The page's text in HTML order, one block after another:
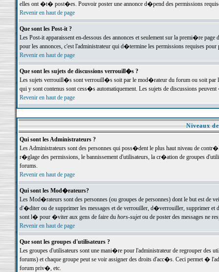
elles ont �t� post�es. Pouvoir poster une annonce d�pend des permissions
Revenir en haut de page
Que sont les Post-it ?
Les Post-it apparaissent en-dessous des annonces et seulement sur la premi�re
pour les annonces, c'est l'administrateur qui d�termine les permissions requises pour
Revenir en haut de page
Que sont les sujets de discussions verrouill�s ?
Les sujets verrouill�s sont verrouill�s soit par le mod�rateur du forum ou soit par
qui y sont contenus sont cess�s automatiquement. Les sujets de discussions
Revenir en haut de page
Niveaux
Qui sont les Administrateurs ?
Les Administrateurs sont des personnes qui poss�dent le plus haut niveau de
r�glage des permissions, le bannissement d'utilisateurs, la cr�ation de groupes
forums.
Revenir en haut de page
Qui sont les Mod�rateurs?
Les Mod�rateurs sont des personnes (ou groupes de personnes) dont le but est de
d'�diter ou de supprimer les messages et de verrouiller, d�verrouiller, supprimer
sont l� pour �viter aux gens de faire du hors-sujetou de poster des messages ne
Revenir en haut de page
Que sont les groupes d'utilisateurs ?
Les groupes d'utilisateurs sont une mani�re pour l'administrateur de regrouper des
forums) et chaque groupe peut se voir assigner des droits d'acc�s. Ceci permet
forum priv�, etc.